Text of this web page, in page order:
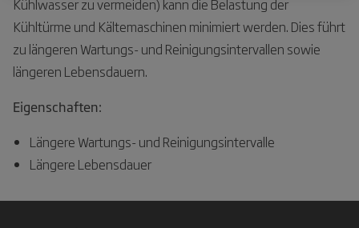
Kühlwasser zu vermeiden) kann die Belastung der
Kühltürme und Kältemaschinen minimiert werden. Dies führt
zu längeren Wartungs- und Reinigungsintervallen sowie
längeren Lebensdauern.
Eigenschaften:
Längere Wartungs- und Reinigungsintervalle
Längere Lebensdauer